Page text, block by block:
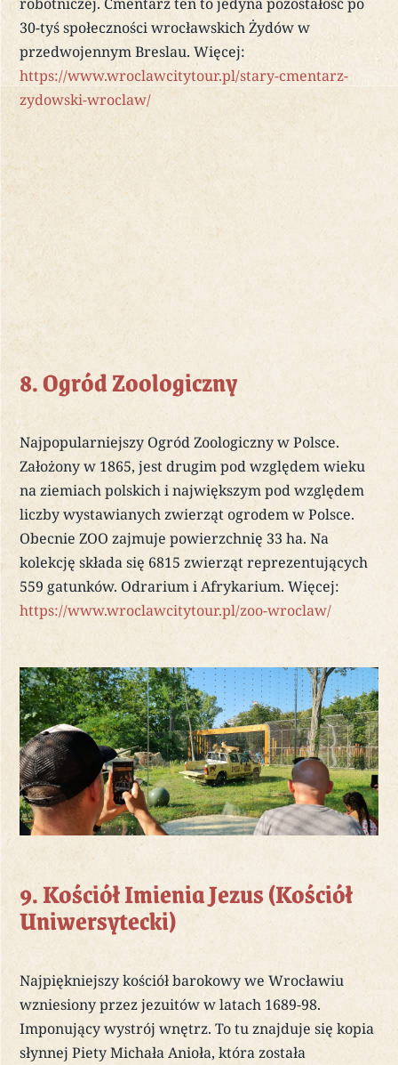
30-tyś społeczności wrocławskich Żydów w
przedwojennym Breslau. Więcej:
https://www.wroclawcitytour.pl/stary-cmentarz-
zydowski-wroclaw/
8. Ogród Zoologiczny
Najpopularniejszy Ogród Zoologiczny w Polsce.
Założony w 1865, jest drugim pod względem wieku
na ziemiach polskich i największym pod względem
liczby wystawianych zwierząt ogrodem w Polsce.
Obecnie ZOO zajmuje powierzchnię 33 ha. Na
kolekcję składa się 6815 zwierząt reprezentujących
559 gatunków. Odrarium i Afrykarium. Więcej:
https://www.wroclawcitytour.pl/zoo-wroclaw/
9. Kościół Imienia Jezus (Kościół
Uniwersytecki)
Najpiękniejszy kościół barokowy we Wrocławiu
wzniesiony przez jezuitów w latach 1689-98.
Imponujący wystrój wnętrz. To tu znajduje się kopia
słynnej Piety Michała Anioła, która została